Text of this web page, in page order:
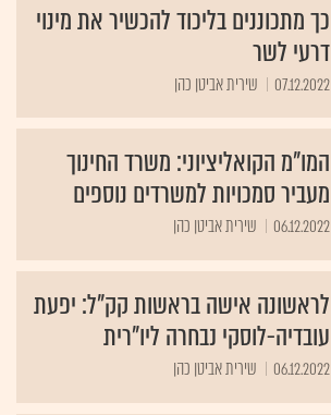
כך מתכוננים בליכוד להכשיר את מינוי
דרעי לשר
07.12.2022 שירית אביטן כהן
המו"מ הקואליציוני: משרד החינוך
מעביר סמכויות למשרדים נוספים
06.12.2022 שירית אביטן כהן
לראשונה אישה בראשות קק"ל: יפעת
עובדיה-לוסקי נבחרה ליו"רית
06.12.2022 שירית אביטן כהן